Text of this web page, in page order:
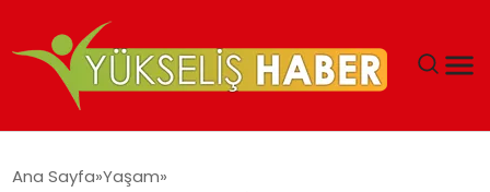
MALIYETLERINI AZALTIYOR’
Ana Sayfa Yaşam